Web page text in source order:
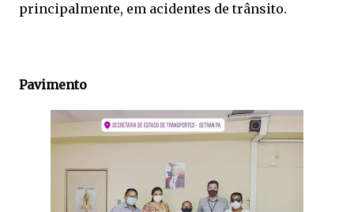
principalmente, em acidentes de trânsito.
Pavimento